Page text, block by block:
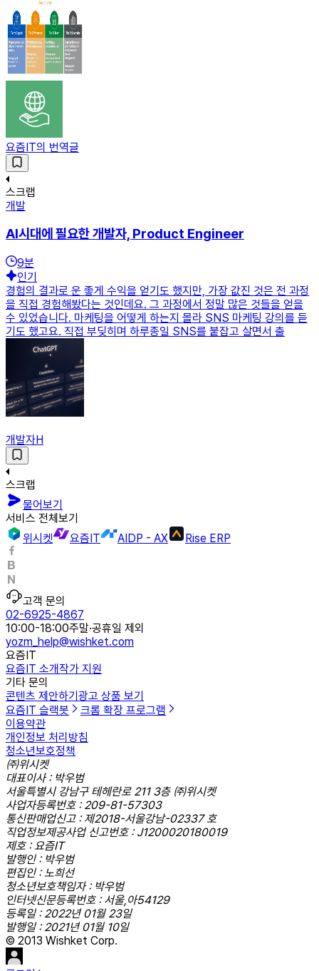
요즘IT의 번역글
스크랩
개발
AI시대에 필요한 개발자, Product Engineer
9분
인기
경험의 결과로 운 좋게 수익을 얻기도 했지만, 가장 값진 것은 전 과정
을 직접 경험해봤다는 것인데요. 그 과정에서 정말 많은 것들을 얻을
수 있었습니다. 마케팅을 어떻게 하는지 몰라 SNS 마케팅 강의를 듣
기도 했고요. 직접 부딪히며 하루종일 SNS를 붙잡고 살면서 출
개발자H
스크랩
물어보기
서비스 전체보기
위시켓
요즘IT AIDP - AX Rise ERP
고객 문의
02-6925-4867
10:00-18:00주말·공휴일 제외
yozm_help@wishket.com
요즘IT
요즘IT 소개작가 지원
기타 문의
콘텐츠 제안하기 광고 상품 보기
요즘IT 슬랙봇
크롬 확장 프로그램
이용약관
개인정보 처리방침
청소년보호정책
㈜위시켓
대표이사 : 박우범
서울특별시 강남구 테헤란로 211 3층 ㈜위시켓
사업자등록번호 : 209-81-57303
통신판매업신고 : 제2018-서울강남-02337 호
직업정보제공사업 신고번호 : J1200020180019
제호 : 요즘IT
발행인 : 박우범
편집인 : 노희선
청소년보호책임자 : 박우범
인터넷신문등록번호 : 서울,아54129
등록일 : 2022년 01월 23일
발행일 : 2021년 01월 10일
© 2013 Wishket Corp.